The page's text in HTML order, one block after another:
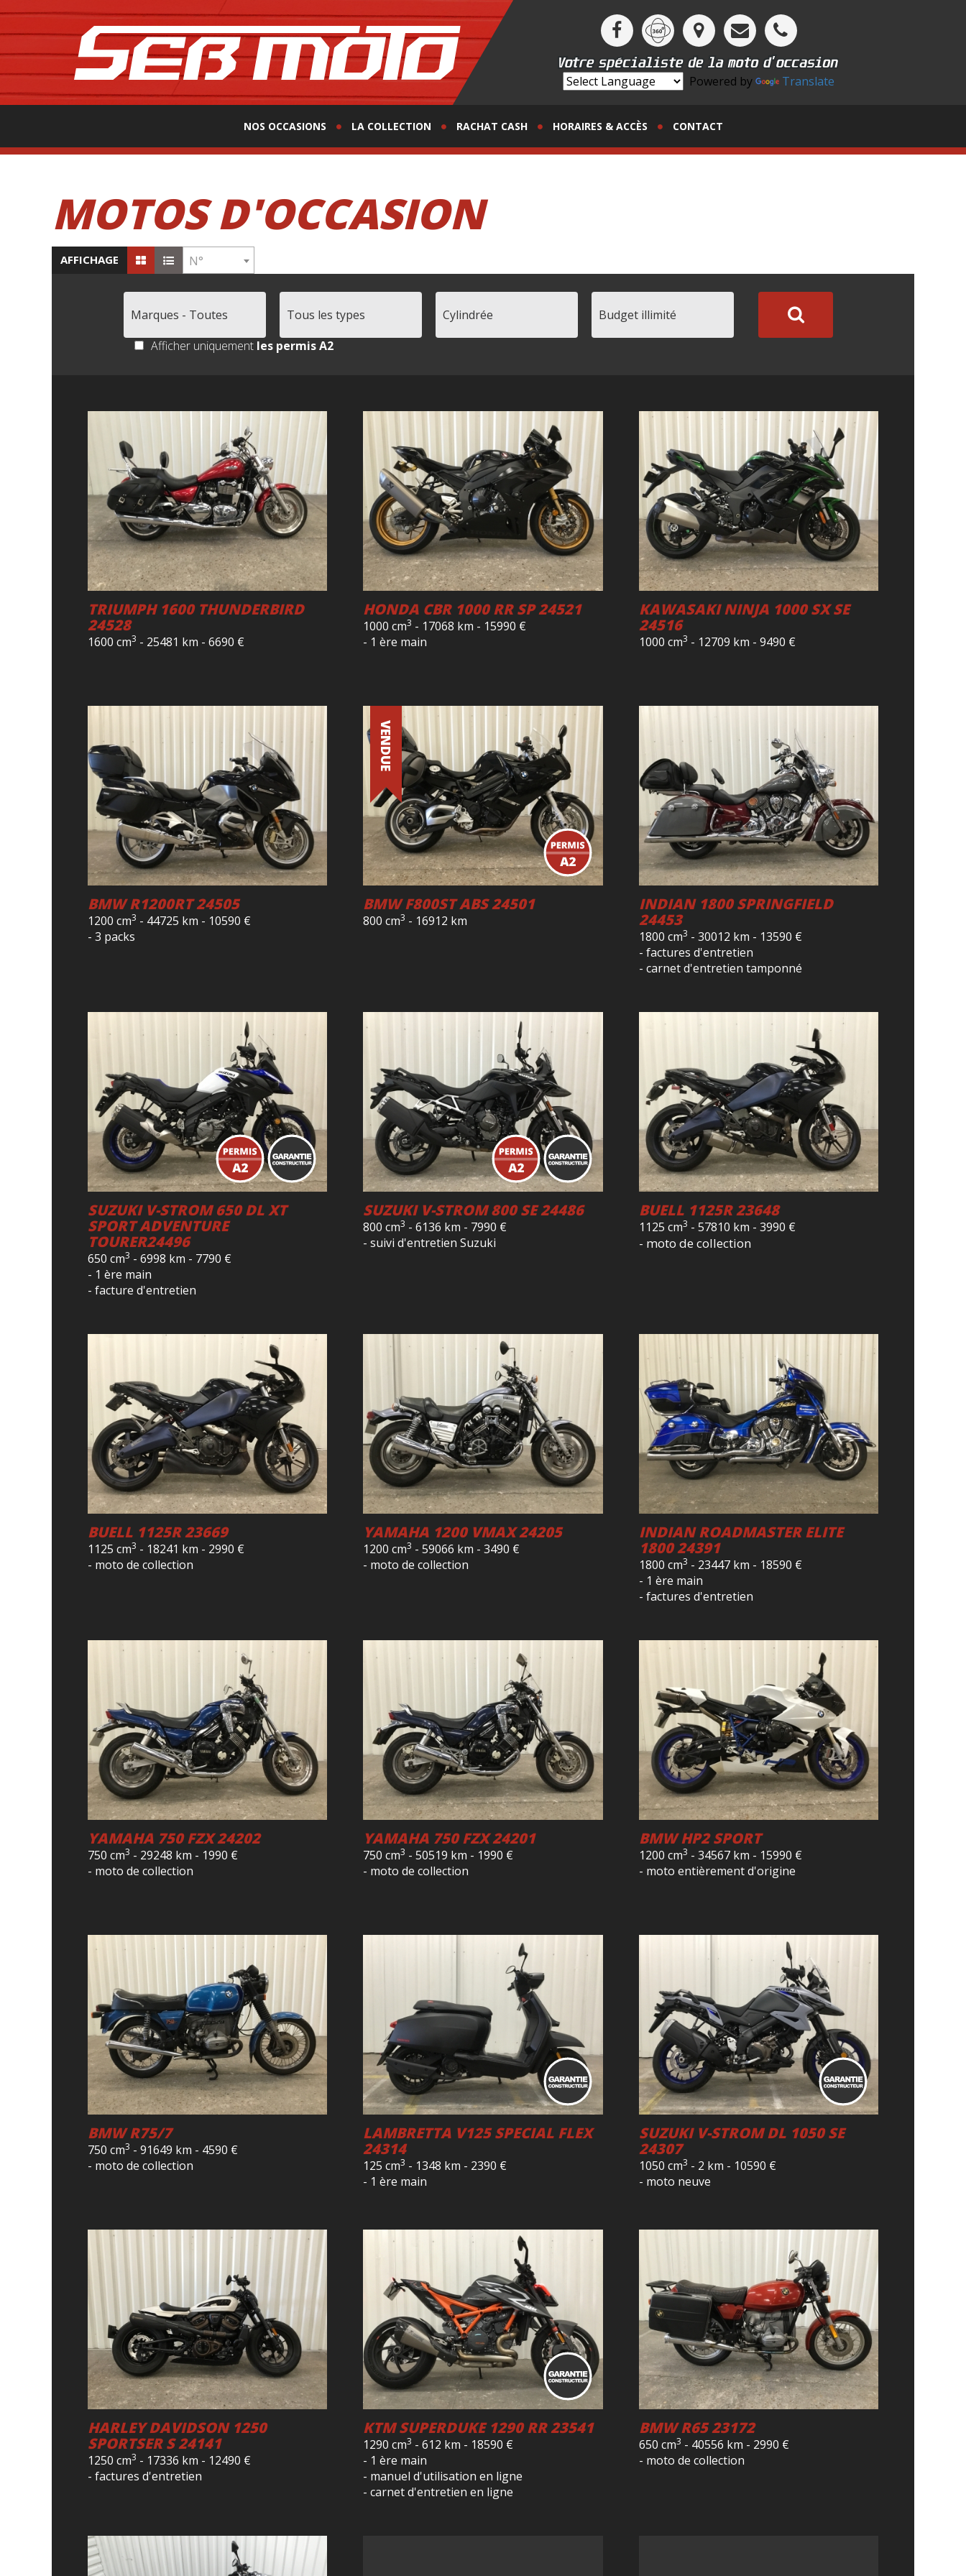
Powered by Translate
NOS OCCASIONS LA COLLECTION RACHAT CASH HORAIRES & ACCÈS CONTACT
MOTOS D'OCCASION
AFFICHAGE N°
Afficher uniquement les permis A2
TRIUMPH 1600 THUNDERBIRD
24528
1600 cm3 - 25481 km - 6690 €
HONDA CBR 1000 RR SP 24521
1000 cm3 - 17068 km - 15990 €
- 1 ère main
KAWASAKI NINJA 1000 SX SE
24516
1000 cm3 - 12709 km - 9490 €
BMW R1200RT 24505
1200 cm3 - 44725 km - 10590 €
- 3 packs
VENDUE
BMW F800ST ABS 24501
800 cm3 - 16912 km
INDIAN 1800 SPRINGFIELD
24453
1800 cm3 - 30012 km - 13590 €
- factures d'entretien
- carnet d'entretien tamponné
SUZUKI V-STROM 650 DL XT
SPORT ADVENTURE
TOURER24496
650 cm3 - 6998 km - 7790 €
- 1 ère main
- facture d'entretien
SUZUKI V-STROM 800 SE 24486
800 cm3 -6136 km - 7990 €
- suivi d'entretien Suzuki
BUELL 1125R 23648
1125 cm3 - 57810 km - 3990 €
- moto de collection
BUELL 1125R 23669
1125 cm3 - 18241 km - 2990 €
- moto de collection
YAMAHA 1200 VMAX 24205
1200 cm3 -59066 km -3490 €
- moto de collection
INDIAN ROADMASTER ELITE
1800 24391
1800 cm3 - 23447 km - 18590 €
- 1 ère main
- factures d'entretien
YAMAHA 750 FZX 24202
750 cm3 - 29248 km - 1990 €
- moto de collection
YAMAHA 750 FZX 24201
750 cm3 -50519 km - 1990 €
- moto de collection
BMW HP2 SPORT
1200 cm3 - 34567 km - 15990 €
- moto entièrement d'origine
BMW R75/7
750 cm3 - 91649 km - 4590 €
- moto de collection
LAMBRETTA V125 SPECIAL FLEX
24314
125 cm3 - 1348 km - 2390 €
- 1 ère main
SUZUKI V-STROM DL 1050 SE
24307
1050 cm3 - 2 km - 10590 €
- moto neuve
HARLEY DAVIDSON 1250
SPORTSER S 24141
1250 cm3 - 17336 km - 12490 €
- factures d'entretien
KTM SUPERDUKE 1290 RR 23541
1290 cm3 -612 km - 18590 €
- 1 ère main
- manuel d'utilisation en ligne
- carnet d'entretien en ligne
BMW R65 23172
650 cm3 - 40556 km - 2990 €
- moto de collection